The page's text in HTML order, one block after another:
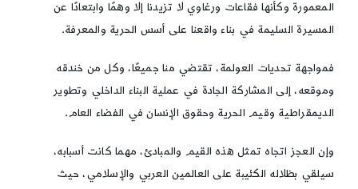
المعمورة وكأنها فقاعات ورغاوي لا تزيدنا إلا وهمًا وابتعادًا عن
المسيرة السليمة في بناء واقعنا على أسس الحرية والمعرفة.
فمواجهة تحديات العولمة، تقتضي منا جميعًا، وكل من خندقه
وموقعه، إلى المشاركة الجادة في عملية البناء الداخلي وتطوير
الديمقراطية وقيم الحرية وحقوق الإنسان في الفضاء العام.
وإن العجز اتجاه تمثل هذه القيم والمبادئ، مهما كانت أسبابه،
سيلقي بظلاله الكئيبة على العالمين العربي والإسلامي، حيث